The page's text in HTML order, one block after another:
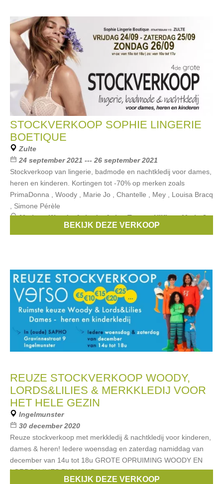
STOCKVERKOOP SOPHIE LINGERIE
BOETIQUE
Zulte
24 september 2021 --- 26 september 2021
Stockverkoop van lingerie, badmode en nachtkledij voor dames,
heren en kinderen. Kortingen tot -70% op merken zoals
PrimaDonna , Woody , Marie Jo , Chantelle , Mey , Louisa Bracq
, Simone Pérèle
Merken:Woody,Aubade,Anita,Tommy Hilfiger,Marie Jo,
BEKIJK DEZE VERKOOP
REUZE STOCKVERKOOP WOODY,
LORDS&LILIES & MERKKLEDIJ VOOR
HET HELE GEZIN
Ingelmunster
30 december 2020
Reuze stockverkoop met merkkledij & nachtkledij voor kinderen,
dames & heren! Iedere woensdag en zaterdag namiddag van
december van 14u tot 18u GROTE OPRUIMING WOODY EN
LORDS&LILIES PYJAMA'S
BEKIJK DEZE VERKOOP